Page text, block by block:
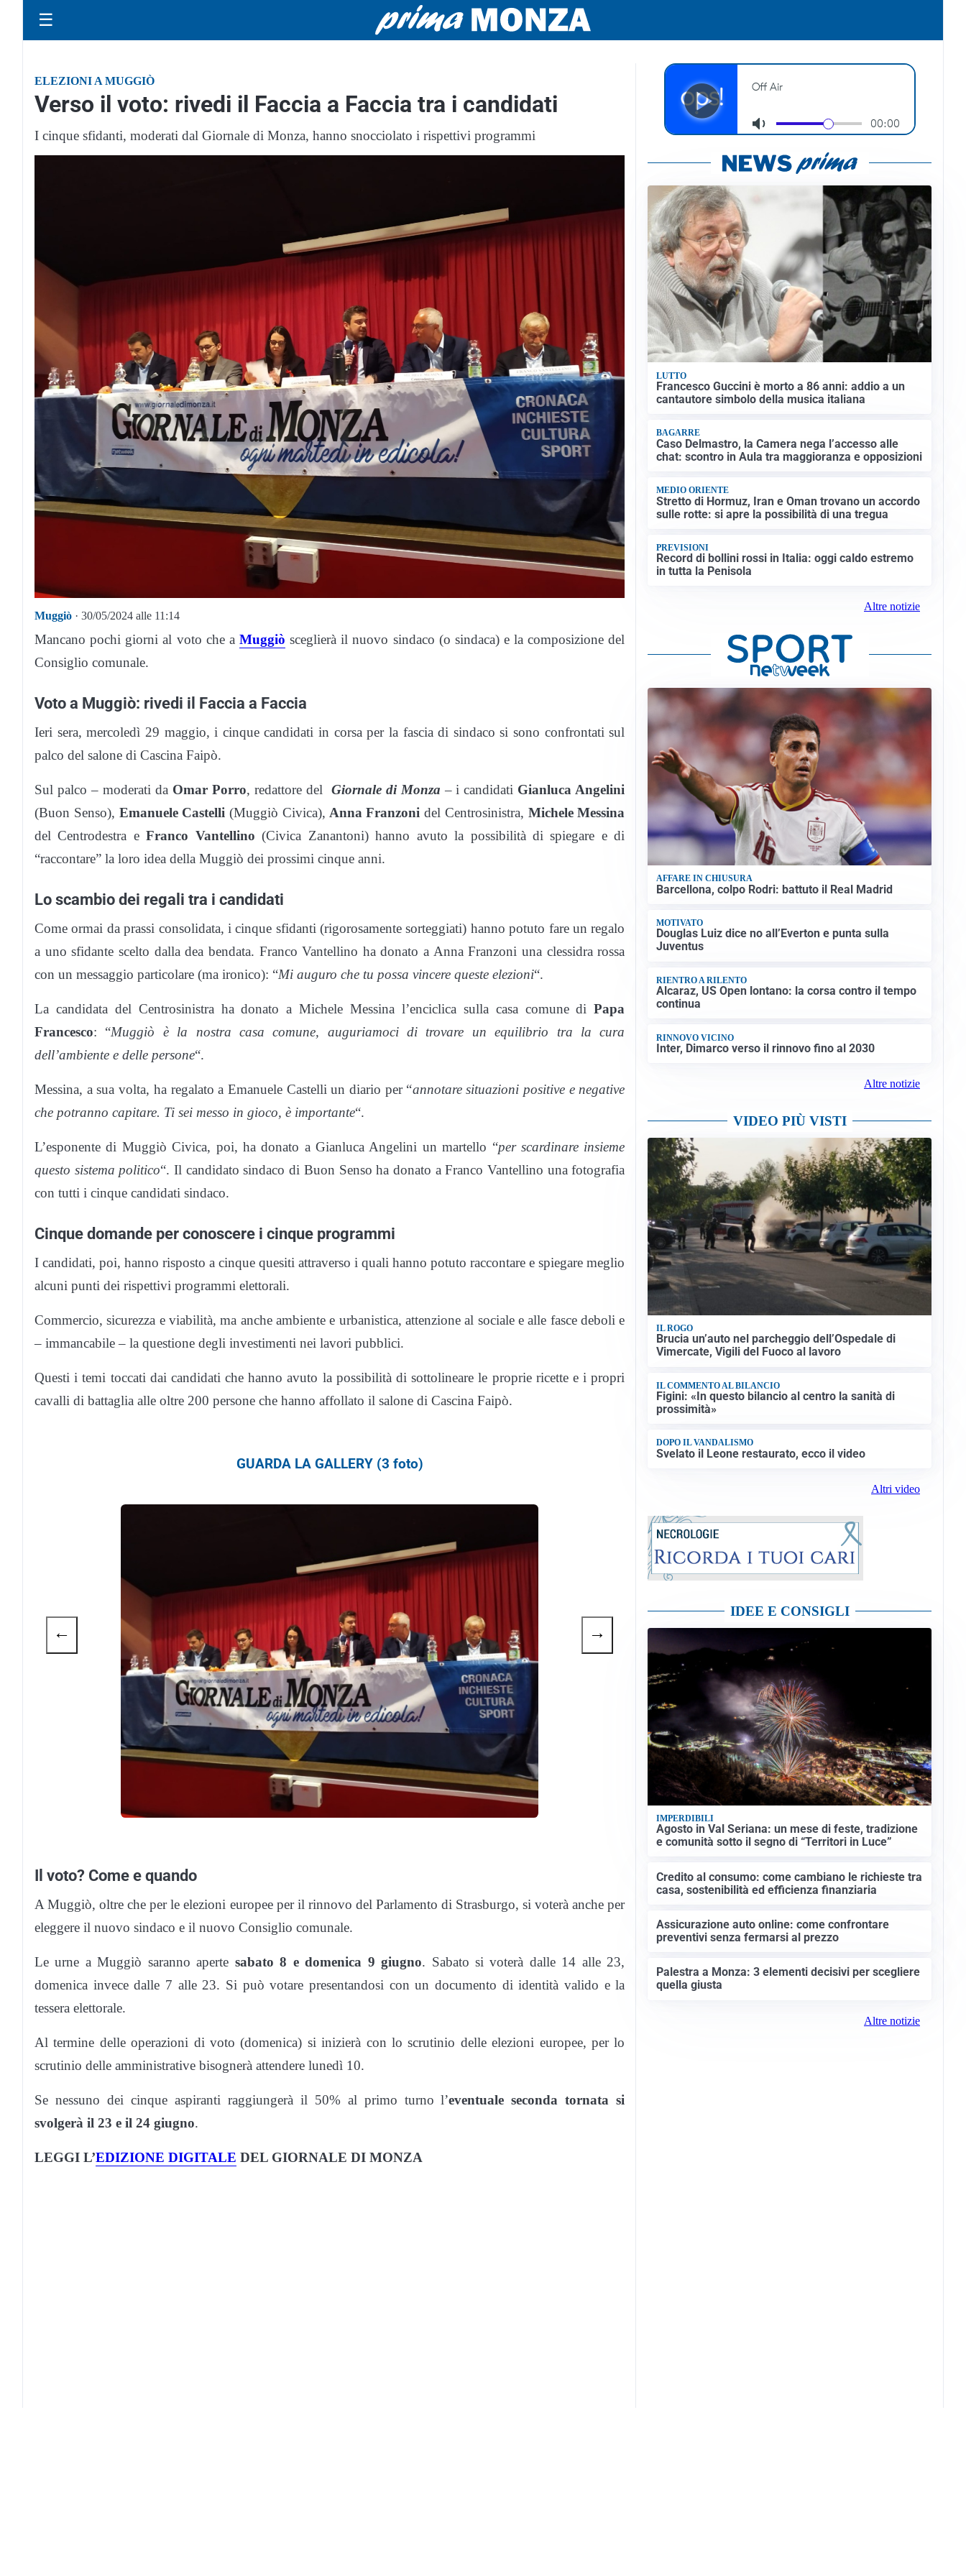
☰
ELEZIONI A MUGGIÒ
Verso il voto: rivedi il Faccia a Faccia tra i candidati
I cinque sfidanti, moderati dal Giornale di Monza, hanno snocciolato i rispettivi programmi
Muggiò · 30/05/2024 alle 11:14
Mancano pochi giorni al voto che a Muggiò sceglierà il nuovo sindaco (o sindaca) e la composizione del
Consiglio comunale.
Voto a Muggiò: rivedi il Faccia a Faccia
Ieri sera, mercoledì 29 maggio, i cinque candidati in corsa per la fascia di sindaco si sono confrontati sul
palco del salone di Cascina Faipò.
Sul palco – moderati da Omar Porro, redattore del Giornale di Monza – i candidati Gianluca Angelini
(Buon Senso), Emanuele Castelli(Muggiò Civica), Anna Franzonidel Centrosinistra, Michele Messina
del Centrodestra eFranco Vantellino(Civica Zanantoni) hanno avuto la possibilità di spiegare e di
“raccontare” la loro idea della Muggiò dei prossimi cinque anni.
Lo scambio dei regali tra i candidati
Come ormai da prassi consolidata, i cinque sfidanti (rigorosamente sorteggiati) hanno potuto fare un regalo
a uno sfidante scelto dalla dea bendata. Franco Vantellino ha donato a Anna Franzoni una clessidra rossa
con un messaggio particolare (ma ironico): “Mi auguro che tu possa vincere queste elezioni“.
La candidata del Centrosinistra ha donato a Michele Messina l’enciclica sulla casa comune diPapa
Francesco: “Muggiò è la nostra casa comune, auguriamoci di trovare un equilibrio tra la cura
dell’ambiente e delle persone“.
Messina, a sua volta, ha regalato a Emanuele Castelli un diario per “annotare situazioni positive e negative
che potranno capitare. Ti sei messo in gioco, è importante“.
L’esponente di Muggiò Civica, poi, ha donato a Gianluca Angelini un martello “per scardinare insieme
questo sistema politico“. Il candidato sindaco di Buon Senso ha donato a Franco Vantellino una fotografia
con tutti i cinque candidati sindaco.
Cinque domande per conoscere i cinque programmi
I candidati, poi, hanno risposto a cinque quesiti attraverso i quali hanno potuto raccontare e spiegare meglio
alcuni punti dei rispettivi programmi elettorali.
Commercio, sicurezza e viabilità, ma anche ambiente e urbanistica, attenzione al sociale e alle fasce deboli e
– immancabile – la questione degli investimenti nei lavori pubblici.
Questi i temi toccati dai candidati che hanno avuto la possibilità di sottolineare le proprie ricette e i propri
cavalli di battaglia alle oltre 200 persone che hanno affollato il salone di Cascina Faipò.
GUARDA LA GALLERY (3 foto)
← →
Il voto? Come e quando
A Muggiò, oltre che per le elezioni europee per il rinnovo del Parlamento di Strasburgo, si voterà anche per
eleggere il nuovo sindaco e il nuovo Consiglio comunale.
Le urne a Muggiò saranno aperte sabato 8 e domenica 9 giugno. Sabato si voterà dalle 14 alle 23,
domenica invece dalle 7 alle 23. Si può votare presentandosi con un documento di identità valido e la
tessera elettorale.
Al termine delle operazioni di voto (domenica) si inizierà con lo scrutinio delle elezioni europee, per lo
scrutinio delle amministrative bisognerà attendere lunedì 10.
Se nessuno dei cinque aspiranti raggiungerà il 50% al primo turno l’eventuale seconda tornata si
svolgerà il 23 e il 24 giugno.
LEGGI L’EDIZIONE DIGITALE DEL GIORNALE DI MONZA
LUTTO
Francesco Guccini è morto a 86 anni: addio a un
cantautore simbolo della musica italiana
BAGARRE
Caso Delmastro, la Camera nega l’accesso alle
chat: scontro in Aula tra maggioranza e opposizioni
MEDIO ORIENTE
Stretto di Hormuz, Iran e Oman trovano un accordo
sulle rotte: si apre la possibilità di una tregua
PREVISIONI
Record di bollini rossi in Italia: oggi caldo estremo
in tutta la Penisola
Altre notizie
AFFARE IN CHIUSURA
Barcellona, colpo Rodri: battuto il Real Madrid
MOTIVATO
Douglas Luiz dice no all’Everton e punta sulla
Juventus
RIENTRO A RILENTO
Alcaraz, US Open lontano: la corsa contro il tempo
continua
RINNOVO VICINO
Inter, Dimarco verso il rinnovo fino al 2030
Altre notizie
VIDEO PIÙ VISTI
IL ROGO
Brucia un’auto nel parcheggio dell’Ospedale di
Vimercate, Vigili del Fuoco al lavoro
IL COMMENTO AL BILANCIO
Figini: «In questo bilancio al centro la sanità di
prossimità»
DOPO IL VANDALISMO
Svelato il Leone restaurato, ecco il video
Altri video
IDEE E CONSIGLI
IMPERDIBILI
Agosto in Val Seriana: un mese di feste, tradizione
e comunità sotto il segno di “Territori in Luce”
Credito al consumo: come cambiano le richieste tra
casa, sostenibilità ed efficienza finanziaria
Assicurazione auto online: come confrontare
preventivi senza fermarsi al prezzo
Palestra a Monza: 3 elementi decisivi per scegliere
quella giusta
Altre notizie